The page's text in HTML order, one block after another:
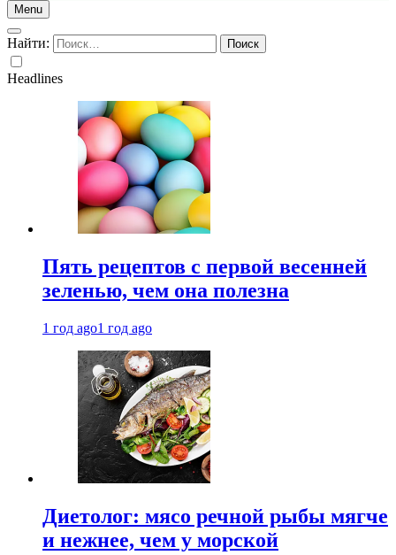
Menu
Найти:
Headlines
Пять рецептов с первой весенней
зеленью, чем она полезна
1 год ago1 год ago
Диетолог: мясо речной рыбы мягче
и нежнее, чем у морской